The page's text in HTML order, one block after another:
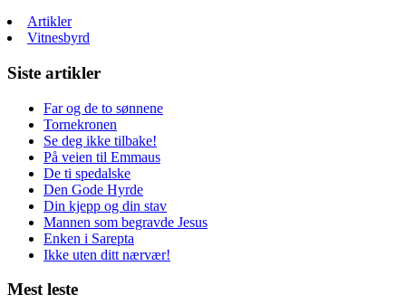
Artikler
Vitnesbyrd
Siste artikler
Far og de to sønnene
Tornekronen
Se deg ikke tilbake!
På veien til Emmaus
De ti spedalske
Den Gode Hyrde
Din kjepp og din stav
Mannen som begravde Jesus
Enken i Sarepta
Ikke uten ditt nærvær!
Mest leste